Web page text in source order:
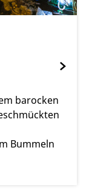
barocken
Bummeln